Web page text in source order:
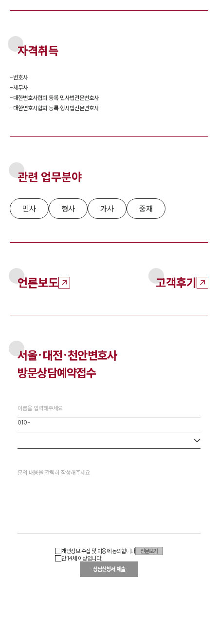
자격취득
-변호사
-세무사
-대한변호사협회 등록 민사법전문변호사
-대한변호사협회 등록 형사법전문변호사
관련 업무분야
민사 형사 가사 중재
언론보도 고객후기
서울·대전·천안변호사
방문상담예약접수
개인정보 수집 및 이용에 동의합니다
전문보기
만 14세 이상입니다.
상담신청서 제출